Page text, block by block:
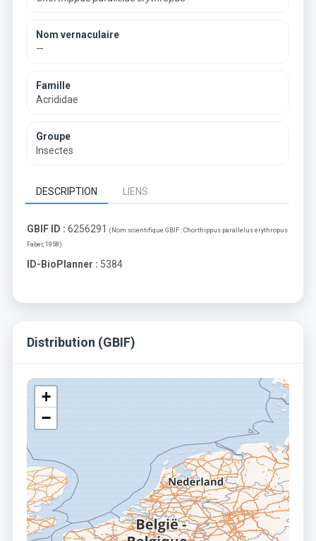
Nom vernaculaire
—
Famille
Acrididae
Groupe
Insectes
DESCRIPTION LIENS
GBIF ID : 6256291 (Nom scientifique GBIF : Chorthippus parallelus erythropus
Faber, 1958 )
ID-BioPlanner : 5384
Distribution (GBIF)
+
−